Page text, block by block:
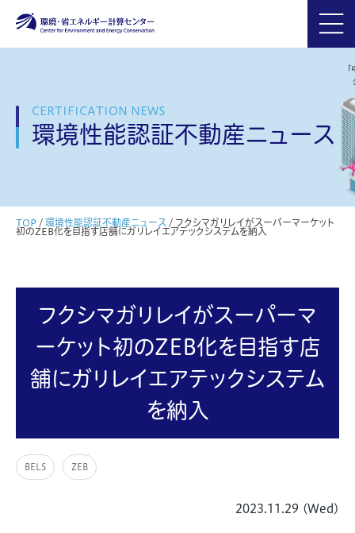
CERTIFICATION NEWS
環境性能認証不動産ニュース
TOP / 環境性能認証不動産ニュース / フクシマガリレイがスーパーマーケット
初のZEB化を目指す店舗にガリレイエアテックシステムを納入
フクシマガリレイがスーパーマ
ーケット初のZEB化を目指す店
舗にガリレイエアテックシステム
を納入
BELS ZEB
2023.11.29 (Wed)